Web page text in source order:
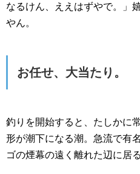
なるけん、ええはずやで。」
やん。
お任せ、大当たり。
釣りを開始すると、たしかに
形が潮下になる潮。急流で有
ゴの煙幕の遠く離れた辺に居